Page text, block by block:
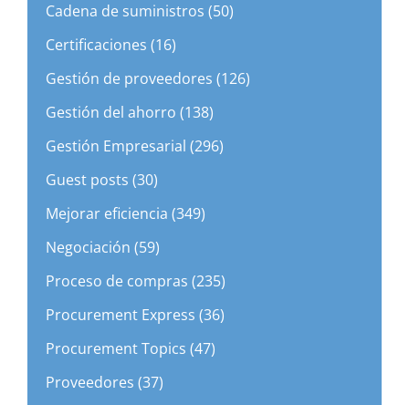
Cadena de suministros (50)
Certificaciones (16)
Gestión de proveedores (126)
Gestión del ahorro (138)
Gestión Empresarial (296)
Guest posts (30)
Mejorar eficiencia (349)
Negociación (59)
Proceso de compras (235)
Procurement Express (36)
Procurement Topics (47)
Proveedores (37)